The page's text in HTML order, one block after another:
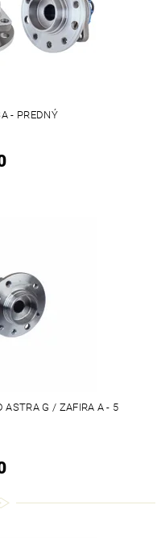
- PREDNÝ
ASTRA G / ZAFIRA A - 5